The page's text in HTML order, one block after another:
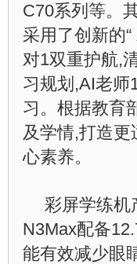
C70系列等。
采用了创新的
对1双重护航,
习规划,AI老师
习。根据教育
及学情,打造
心素养。
彩屏学练机
N3Max配备
能有效减少眼